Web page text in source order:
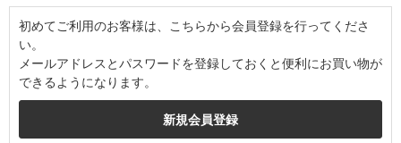
初めてご利用のお客様は、こちらから会員登録を行ってくださ
い。
メールアドレスとパスワードを登録しておくと便利にお買い物が
できるようになります。